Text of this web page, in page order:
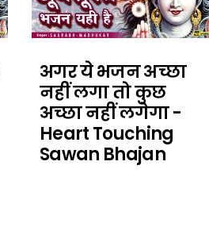
अगर ये भजन अच्छा
नहीं लगा तो कुछ
अच्छा नहीं लगेगा -
Heart Touching
Sawan Bhajan